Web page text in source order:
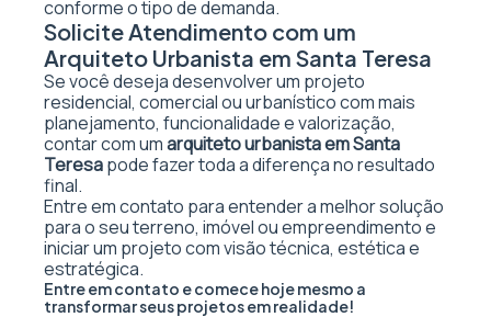
conforme o tipo de demanda.
Solicite Atendimento com um
Arquiteto Urbanista em Santa Teresa
Se você deseja desenvolver um projeto
residencial, comercial ou urbanístico com mais
planejamento, funcionalidade e valorização,
contar com umarquiteto urbanista em Santa
Teresapode fazer toda a diferença no resultado
final.
Entre em contato para entender a melhor solução
para o seu terreno, imóvel ou empreendimento e
iniciar um projeto com visão técnica, estética e
estratégica.
Entre em contato e comece hoje mesmo a
transformar seus projetos em realidade!